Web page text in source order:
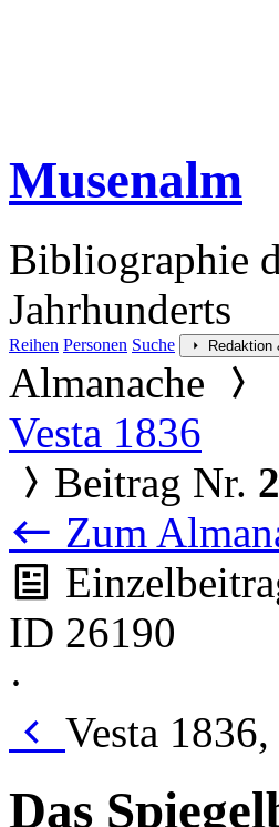
Musenalm
Bibliographie
Jahrhunderts
Reihen Personen Suche Redaktion
Almanache
Vesta 1836
Beitrag Nr.
Zum
ID 26190
·
Vesta
Das